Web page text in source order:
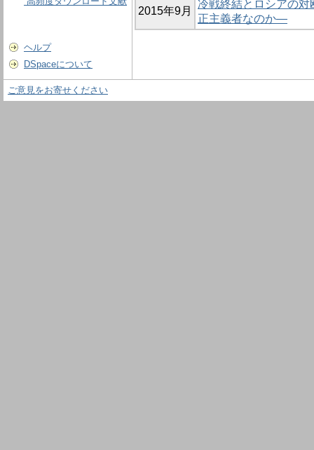
ヘルプ
DSpaceについて
2015年9月
冷戦終結とロシアの
正主義者なのか―
ご意見をお寄せください